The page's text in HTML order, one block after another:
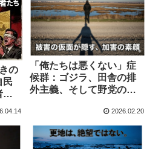
の
民
任
「俺たちは悪くない」症
候群：ゴジラ、田舎の排
外主義、そして野党の現
2026.02.20